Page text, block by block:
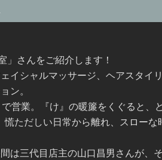
」さんをご紹介します！
イシャルマッサージ、ヘアスタイ
ン。
営業。『け』の暖簾をくぐると、
ただしい日常から離れ、スローな
は三代目店主の山口昌男さんが、